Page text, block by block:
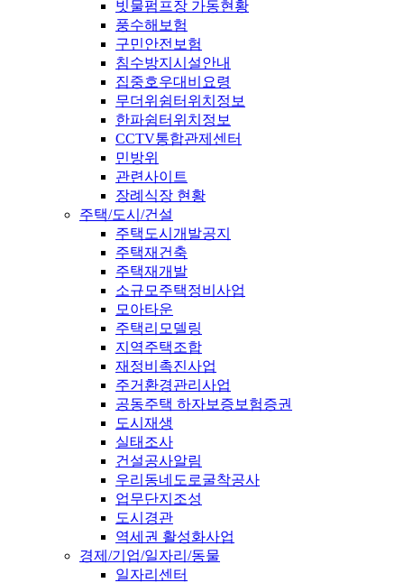
빗물펌프장 가동현황
풍수해보험
구민안전보험
침수방지시설안내
집중호우대비요령
무더위쉼터위치정보
한파쉼터위치정보
CCTV통합관제센터
민방위
관련사이트
장례식장 현황
주택/도시/건설
주택도시개발공지
주택재건축
주택재개발
소규모주택정비사업
모아타운
주택리모델링
지역주택조합
재정비촉진사업
주거환경관리사업
공동주택 하자보증보험증권
도시재생
실태조사
건설공사알림
우리동네도로굴착공사
업무단지조성
도시경관
역세권 활성화사업
경제/기업/일자리/동물
일자리센터